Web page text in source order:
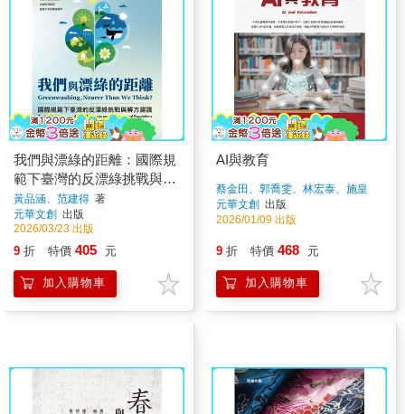
我們與漂綠的距離：國際規
範下臺灣的反漂綠挑戰與解
方建議
黃品涵、范建得 著
元華文創 出版
2026/03/23 出版
9 折 特價 405 元
加入購物車
AI與教育
蔡金田、郭喬雯、林宏泰、施皇
羽、張鴻章、沈秋宏、吳夢竹、林
吟馨著
元華文創 出版
2026/01/09 出版
9 折 特價 468 元
加入購物車